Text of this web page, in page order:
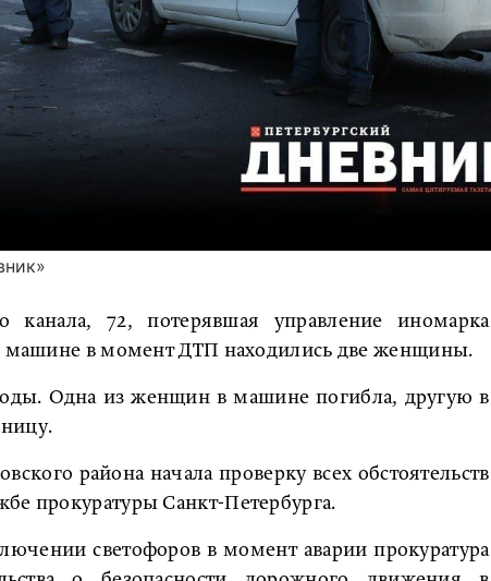
канала, 72, потерявшая управление иномарка
машине в момент ДТП находились две женщины.
Одна из женщин в машине погибла, другую в
района начала проверку всех обстоятельств
прокуратуры Санкт-Петербурга.
светофоров в момент аварии прокуратура